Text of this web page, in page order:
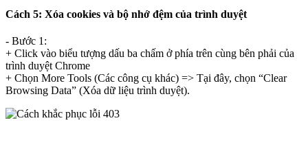
Cách 5: Xóa cookies và bộ nhớ đệm của trình duyệt
- Bước 1:
+ Click vào biểu tượng dấu ba chấm ở phía trên cùng bên phải của
trình duyệt Chrome
+ Chọn More Tools (Các công cụ khác) => Tại đây, chọn “Clear
Browsing Data” (Xóa dữ liệu trình duyệt).